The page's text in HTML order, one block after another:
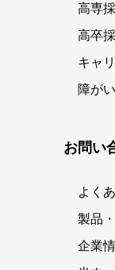
高専
高卒
キャ
障が
お問い
よく
製品
企業